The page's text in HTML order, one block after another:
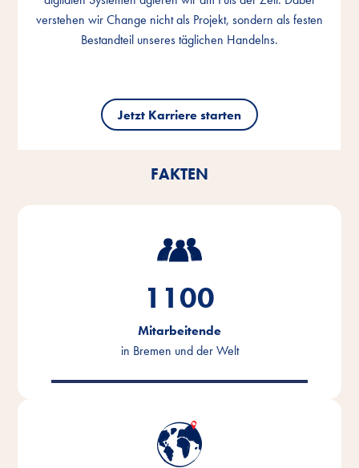
verstehen wir Change nicht als Projekt, sondern als festen
Bestandteil unseres täglichen Handelns.
Jetzt Karriere starten
verstehen wir Change nicht als Projekt, sondern als festen
Bestandteil unseres täglichen Handelns.
Jetzt Karriere starten
verstehen wir Change nicht als Projekt, sondern als festen
Bestandteil unseres täglichen Handelns.
Jetzt Karriere starten
FAKTEN
1100
Mitarbeitende
in Bremen und der Welt